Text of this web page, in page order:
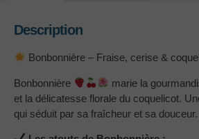
Description
Bonbonnière – Fraise, cerise &
Bonbonnière
marie la
et la délicatesse florale du coquelicot.
qui séduit par sa fraîcheur et sa douceur.